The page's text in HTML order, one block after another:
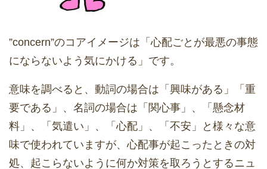
”concern”のコアイメージは「心配ごとが最悪の事態
にならないよう気にかける」です。
意味を調べると、動詞の場合は「興味がある」「重
要である」、名詞の場合は「関心事」、「懸念材
料」、「気遣い」、「心配」、「不安」と様々な意
味で使われていますが、心配事が起こったときの対
処、起こらないように何か対策を取ろうとするニュ